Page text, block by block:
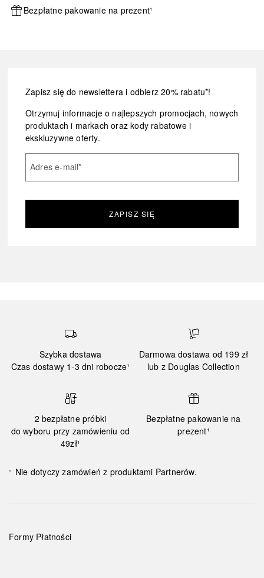
Bezpłatne pakowanie na prezent¹
Zapisz się do newslettera i odbierz 20% rabatu*!
Otrzymuj informacje o najlepszych promocjach, nowych
produktach i markach oraz kody rabatowe i
ekskluzywne oferty.
Adres e-mail*
ZAPISZ SIĘ
Szybka dostawa
Czas dostawy 1-3 dni robocze¹
Darmowa dostawa od 199 zł
lub z Douglas Collection
2 bezpłatne próbki
do wyboru przy zamówieniu od
49zł¹
Bezpłatne pakowanie na
prezent¹
¹ Nie dotyczy zamówień z produktami Partnerów.
Formy Płatności